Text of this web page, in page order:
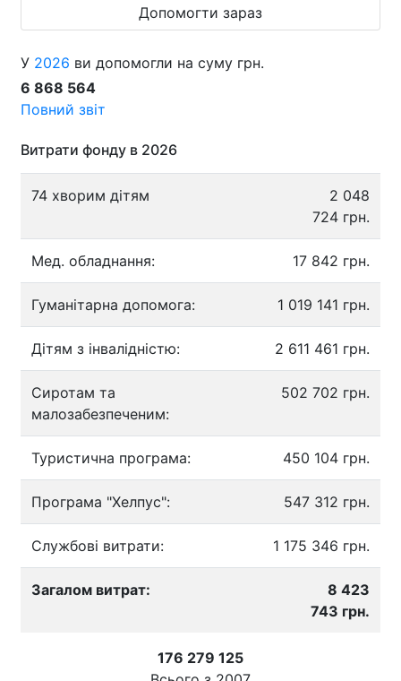
Допомогти зараз
У 2026 ви допомогли на суму грн.
6 868 564
Повний звіт
Витрати фонду в 2026
74 хворим дітям
2 048
724 грн.
Мед. обладнання: 17 842 грн.
Гуманітарна допомога: 1 019 141 грн.
Дітям з інвалідністю: 2 611 461 грн.
Сиротам та
малозабезпеченим:
502 702 грн.
Туристична програма: 450 104 грн.
Програма "Хелпус": 547 312 грн.
Службові витрати: 1 175 346 грн.
Загалом витрат:
8 423
743 грн.
176 279 125